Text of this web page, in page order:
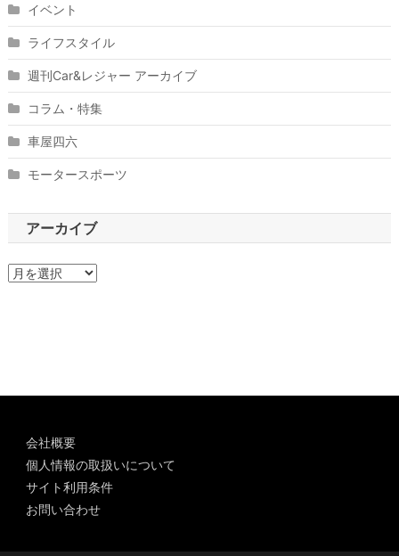
イベント
ライフスタイル
週刊Car&レジャー アーカイブ
コラム・特集
車屋四六
モータースポーツ
アーカイブ
ア
会社概要
個人情報の取扱いについて
サイト利用条件
お問い合わせ